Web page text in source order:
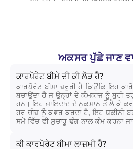
ਅਕਸਰ ਪੁੱਛੇ ਜਾਣ
ਕਾਰਪੋਰੇਟ ਬੀਮੇ ਦੀ ਕੀ ਲੋੜ ਹੈ?
ਕਾਰਪੋਰੇਟ ਬੀਮਾ ਜ਼ਰੂਰੀ ਹੈ ਕਿਉਂਕਿ ਇਹ
ਬਚਾਉਂਦਾ ਹੈ ਜੋ ਉਨ੍ਹਾਂ ਦੇ ਕੰਮਕਾਜ ਨੂੰ ਬੁਰੀ
ਹਨ। ਇਹ ਜਾਇਦਾਦ ਦੇ ਨੁਕਸਾਨ ਤੋਂ ਲੈ ਕੇ
ਹਰ ਚੀਜ਼ ਨੂੰ ਕਵਰ ਕਰਦਾ ਹੈ, ਇਹ ਯਕੀਨੀ
ਸਮੇਂ ਵਿੱਚ ਵੀ ਸੁਚਾਰੂ ਢੰਗ ਨਾਲ ਕੰਮ ਕਰਨਾ
ਕੀ ਕਾਰਪੋਰੇਟ ਬੀਮਾ ਲਾਜ਼ਮੀ ਹੈ?